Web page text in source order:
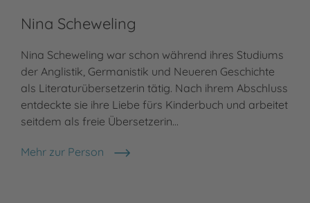
Nina Scheweling
Nina Scheweling war schon während ihres Studiums
der Anglistik, Germanistik und Neueren Geschichte
als Literaturübersetzerin tätig. Nach ihrem Abschluss
entdeckte sie ihre Liebe fürs Kinderbuch und arbeitet
seitdem als freie Übersetzerin…
Mehr zur Person
Nina Scheweling